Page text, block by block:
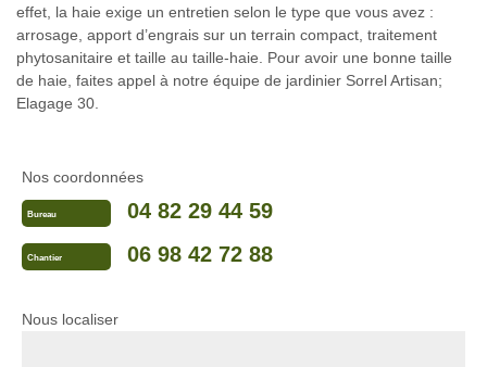
effet, la haie exige un entretien selon le type que vous avez :
arrosage, apport d’engrais sur un terrain compact, traitement
phytosanitaire et taille au taille-haie. Pour avoir une bonne taille
de haie, faites appel à notre équipe de jardinier Sorrel Artisan;
Elagage 30.
Nos coordonnées
Bureau 04 82 29 44 59
Chantier 06 98 42 72 88
Nous localiser